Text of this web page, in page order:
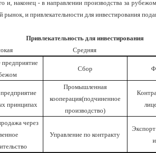
и, наконец - в направлении производства за
и привлекательности для инвестирования
Привлекательность для инвестирования
Средняя
Сбор
принципах
Промышленная
кооперация(подчиненное
производство)
через
Управление по контракту
Экспорт